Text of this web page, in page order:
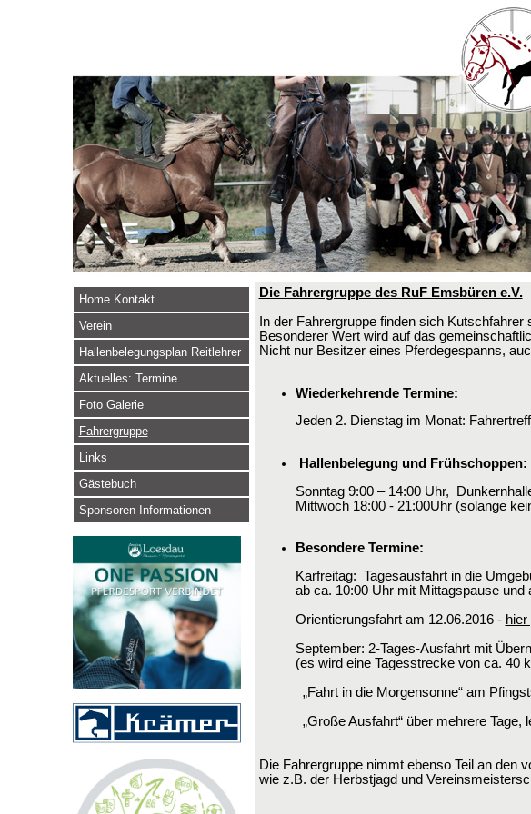
Home Kontakt
Verein
Hallenbelegungsplan Reitlehrer
Aktuelles: Termine
Foto Galerie
Fahrergruppe
Links
Gästebuch
Sponsoren Informationen
Die Fahrergruppe des RuF Emsbüren e.V.
In der Fahrergruppe finden sich
Besonderer Wert wird auf das
Nicht nur Besitzer eines Pferdegespanns,
Wiederkehrende Termine:
Jeden 2. Dienstag im Monat:
Hallenbelegung und Frühschoppen:
Sonntag 9:00 – 14:00 Uhr,
Mittwoch 18:00 - 21:00Uhr (solange
Besondere Termine:
Karfreitag: Tagesausfahrt in die
ab ca. 10:00 Uhr mit Mittagspause
Orientierungsfahrt am 12.06.2016 -
September: 2-Tages-Ausfahrt mit
(es wird eine Tagesstrecke von ca. 40
„Fahrt in die Morgensonne“ am
„Große Ausfahrt“ über mehrere
Die Fahrergruppe nimmt ebenso Teil an den
wie z.B. der Herbstjagd und